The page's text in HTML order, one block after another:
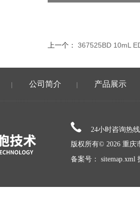
上一个： 367525BD 10mL
公司简介 产品展示
24小时咨询热
版权所有© 2026 重庆
备案号：
sitemap.xml